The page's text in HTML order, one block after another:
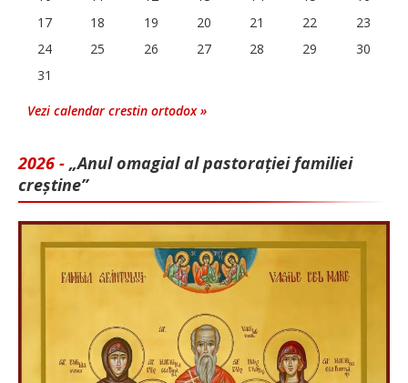
17
18 19 20 21 22
23
24
25 26 27 28 29
30
31
Vezi calendar crestin ortodox »
2026 - „Anul omagial al pastorației familiei
creștine”